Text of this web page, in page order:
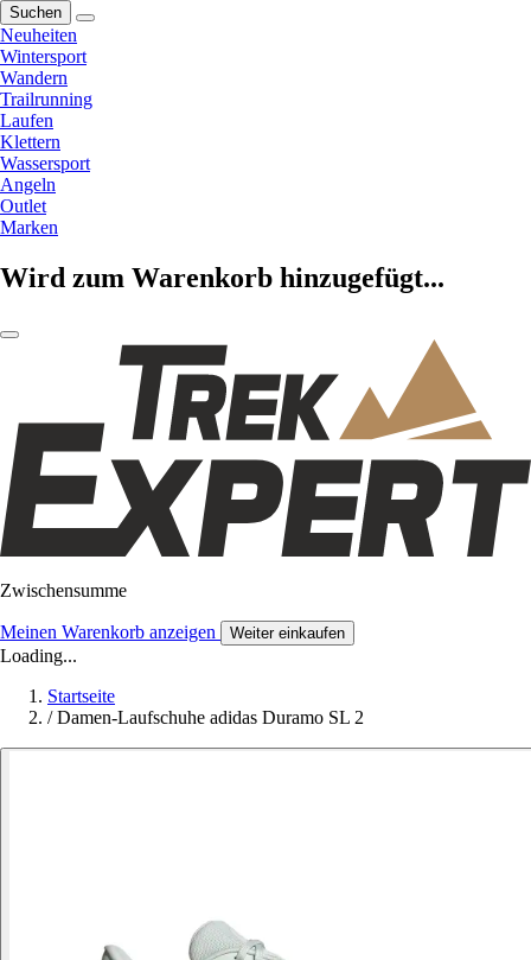
Suchen
Neuheiten
Wintersport
Wandern
Trailrunning
Laufen
Klettern
Wassersport
Angeln
Outlet
Marken
Wird zum Warenkorb hinzugefügt...
Zwischensumme
Meinen Warenkorb anzeigen Weiter einkaufen
Loading...
Startseite
/ Damen-Laufschuhe adidas Duramo SL 2